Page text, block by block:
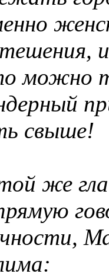
можно
свыше!
же